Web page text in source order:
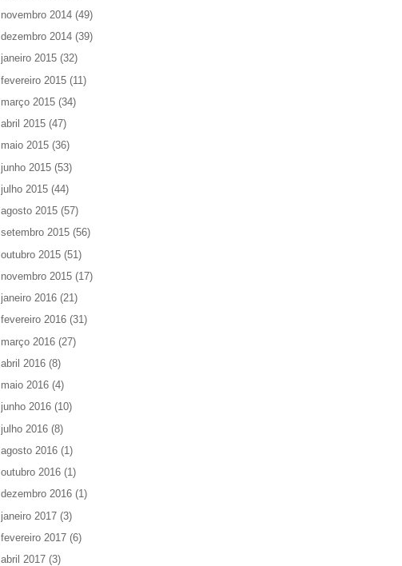
novembro 2014 (49)
dezembro 2014 (39)
janeiro 2015 (32)
fevereiro 2015 (11)
março 2015 (34)
abril 2015 (47)
maio 2015 (36)
junho 2015 (53)
julho 2015 (44)
agosto 2015 (57)
setembro 2015 (56)
outubro 2015 (51)
novembro 2015 (17)
janeiro 2016 (21)
fevereiro 2016 (31)
março 2016 (27)
abril 2016 (8)
maio 2016 (4)
junho 2016 (10)
julho 2016 (8)
agosto 2016 (1)
outubro 2016 (1)
dezembro 2016 (1)
janeiro 2017 (3)
fevereiro 2017 (6)
abril 2017 (3)